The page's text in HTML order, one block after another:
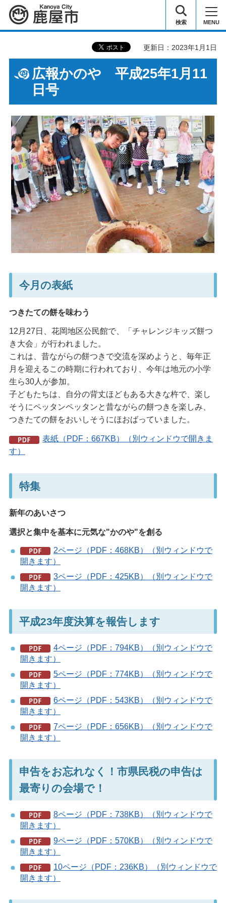
鹿屋市 検索 MENU
更新日：2023年1月1日
広報かのや 平成25年1月11
日号
今月の表紙
つきたての餅を味わう
12月27日、花岡地区公民館で、「チャレンジキッズ餅つ
き大会」が行われました。
これは、昔ながらの餅つきで交流を深めようと、毎年正
月を迎えるこの時期に行われており、今年は地元の小学
生ら30人が参加。
子どもたちは、自分の背丈ほどもある大きな杵で、楽し
そうにペッタンペッタンと昔ながらの餅つきを楽しみ、
つきたての餅をおいしそうにほおばっていました。
表紙（PDF：667KB）（別ウィンドウで開きま
す）
特集
新年のあいさつ
選択と集中を基本に元気な"かのや"を創る
2ページ（PDF：468KB）（別ウィンドウで
開きます）
3ページ（PDF：425KB）（別ウィンドウで
開きます）
平成23年度決算を報告します
4ページ（PDF：794KB）（別ウィンドウで
開きます）
5ページ（PDF：774KB）（別ウィンドウで
開きます）
6ページ（PDF：543KB）（別ウィンドウで
開きます）
7ページ（PDF：656KB）（別ウィンドウで
開きます）
申告をお忘れなく！市県民税の申告は
最寄りの会場で！
8ページ（PDF：738KB）（別ウィンドウで
開きます）
9ページ（PDF：570KB）（別ウィンドウで
開きます）
10ページ（PDF：236KB）（別ウィンドウで
開きます）